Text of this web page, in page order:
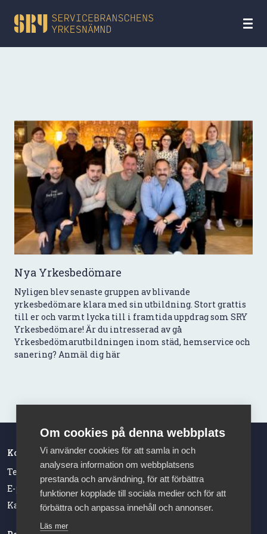
Nya Yrkesbedömare
Nyligen blev senaste gruppen av blivande
yrkesbedömare klara med sin utbildning. Stort grattis
till er och varmt lycka till i framtida uppdrag som SRY
Yrkesbedömare! Är du intresserad av gå
Yrkesbedömarutbildningen inom städ, hemservice och
sanering? Anmäl dig här
Kontakt
Telefonnummer: 08-762 60 20
E-post: sry@almega.se
Kansliet har öppet vardagar 09.00-12.00
Om cookies på denna webbplats
Vi använder cookies för att samla in och
analysera information om webbplatsens
prestanda och användning, för att förbättra
funktioner kopplade till sociala medier och för att
förbättra och anpassa innehåll och annonser.
Läs mer